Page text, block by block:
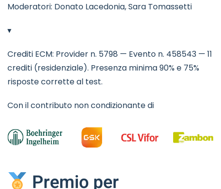
Moderatori: Donato Lacedonia, Sara Tomassetti
▾
Crediti ECM: Provider n. 5798 — Evento n. 458543 — 11
crediti (residenziale). Presenza minima 90% e 75%
risposte corrette al test.
Con il contributo non condizionante di
Premio per